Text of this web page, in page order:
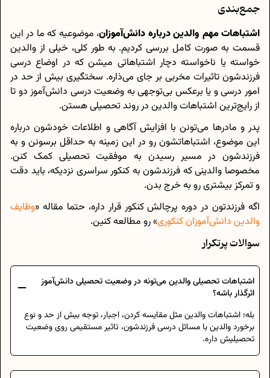
جمع‌بندی
اشتباهات مهم والدین درباره دانش‌آموزان، موضوعیه که ما در این
قسمت به صورت کامل بررسی کردیم. به طور کلی، خیلی از والدین
خواسته یا ناخواسته دچار اشتباهاتی میشن که در اوضاع درسی
فرزندشون تاثیرات مخربی بر جای می‌ذاره. سختگیری بیش از حد در
امور درسی و یا برعکس بی‌توجهی به وضعیت درسی دانش‌آموز دو تا
از رایج‌ترین اشتباهات والدین در روند تحصيلی هستن.
پدر و مادرها می‌تونن با افزایش آگاهی و اطلاعات خودشون درباره
این موضوع، اشتباهاتشون رو در این زمینه به حداقل برسونن و به
فرزندشون در مسیر رسیدن به موفقیت تحصیلی کمک کنن.
مخصوصا والدینی که فرزندشون به کنکور سراسری نزدیکه، باید دقت
و تمرکز بیشتری رو به خرج بدن.
اگه فرزندتون در دوره پرچالش کنکور قرار داره، حتما مقاله «وظایف
والدین دانش‌آموزان کنکوری» رو مطالعه کنین.
سوالات پرتکرار
اشتباهات تحصیلی والدین می‌تونه در وضعیت تحصیلی دانش‌آموز
اثرگذار باشه؟
بله؛ اشتباهات والدین مثل مقایسه کردن، اجبار، توجه بیش از حد و نوع
برخورد والدین با مسائل درسی فرزندشون، تاثیر مستقیمی روی وضعیت
تحصیلیش داره.